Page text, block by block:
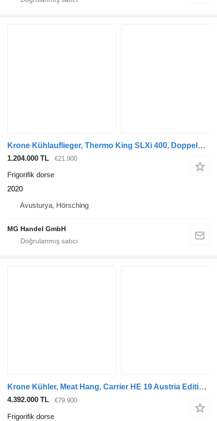
Krone Kühlauflieger, Thermo King SLXi 400, Doppelstock, SAF-Achsen
1.204.000 TL €21.900
Frigorifik dorse
2020
Avusturya, Hörsching
MG Handel GmbH
Krone Kühler, Meat Hang, Carrier HE 19 Austria Edition, Fleischkühler
4.392.000 TL €79.900
Frigorifik dorse